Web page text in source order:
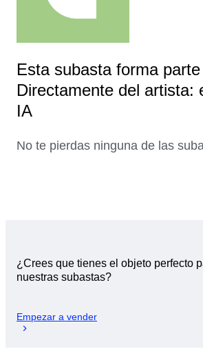
Esta subasta forma
Directamente del artista:
IA
No te pierdas ninguna de las
¿Crees que tienes el objeto perfecto
nuestras subastas?
Empezar a vender